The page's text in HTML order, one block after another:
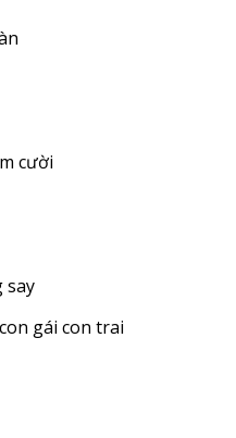
cười
say
gái con trai